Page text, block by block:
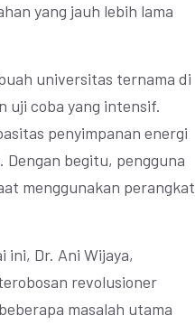
yang jauh lebih lama
universitas ternama di
uji coba yang intensif.
penyimpanan energi
Dengan begitu, pengguna
menggunakan perangkat
ini, Dr. Ani Wijaya,
revolusioner
masalah utama